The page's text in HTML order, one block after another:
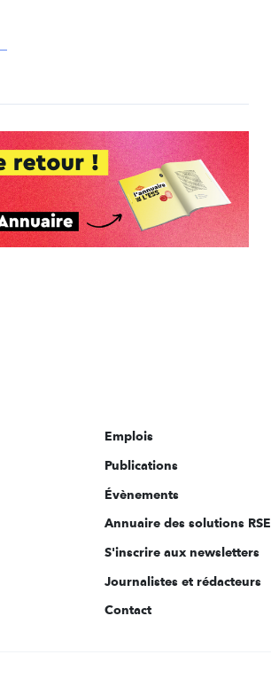
Emplois
Publications
Évènements
Annuaire des solutions RSE
S'inscrire aux newsletters
Journalistes et rédacteurs
Contact